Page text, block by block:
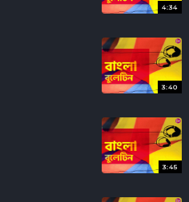
4:34
3:40
3:45